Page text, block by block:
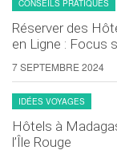
CONSEILS PRATIQUES
Réserver des
en Ligne : Focus
7 SEPTEMBRE 2024
IDÉES VOYAGES
Hôtels à
l’Île Rouge